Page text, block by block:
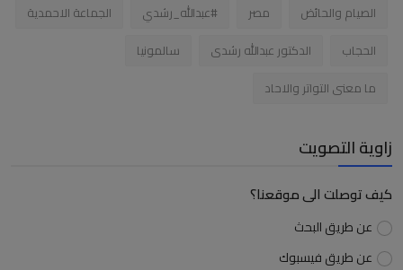
الصيام والحائض
مصر #عبدالله_رشدي
الجماعة الاحمدية
الحجاب
الدكتور عبدالله رشدى
سالمونيا
ما معنى التواتر والاحاد
زاوية التصويت
كيف توصلت الى موقعنا؟
عن طريق البحث
عن طريق فيسبوك